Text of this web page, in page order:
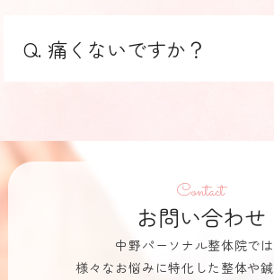
Q. 痛くないですか？
Contact
お問い合わせ
中野パーソナル整体院では
様々なお悩みに特化した整体や鍼